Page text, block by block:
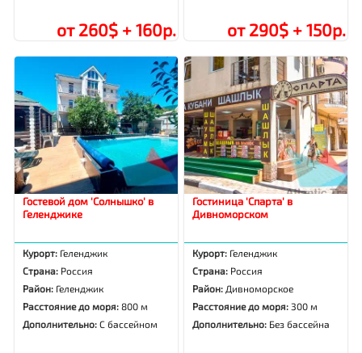
от 260$ + 160р. от 290$ + 150р.
Гостевой дом 'Солнышко' в
Геленджике
Курорт: Геленджик
Страна: Россия
Район: Геленджик
Расстояние до моря:800 м
Дополнительно:С бассейном
Гостиница 'Спарта' в
Дивноморском
Курорт: Геленджик
Страна: Россия
Район: Дивноморское
Расстояние до моря: 300 м
Дополнительно: Без бассейна